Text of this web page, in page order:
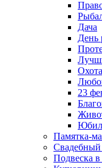
Дача
День
Охота
23
Памятка-
Свадебный
Подвеска